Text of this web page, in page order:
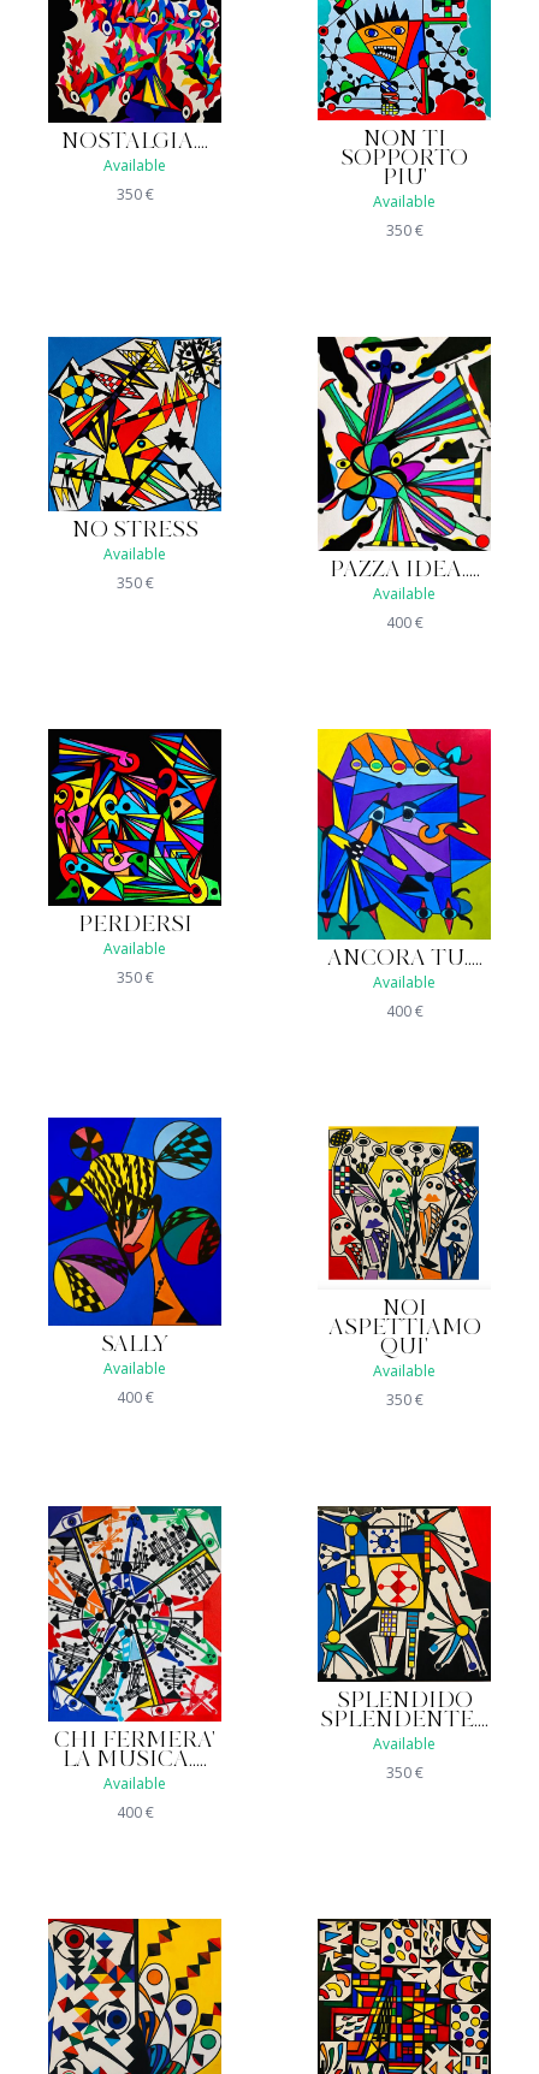
NOSTALGIA....
Available
350€
NON TI
SOPPORTO
PIU'
Available
350€
NO STRESS
Available
350€
PAZZA IDEA.....
Available
400€
PERDERSI
Available
350€
ANCORA TU.....
Available
400€
SALLY
Available
400€
NOI
ASPETTIAMO
QUI'
Available
350€
CHI FERMERA'
LA MUSICA.....
Available
400€
SPLENDIDO
SPLENDENTE....
Available
350€